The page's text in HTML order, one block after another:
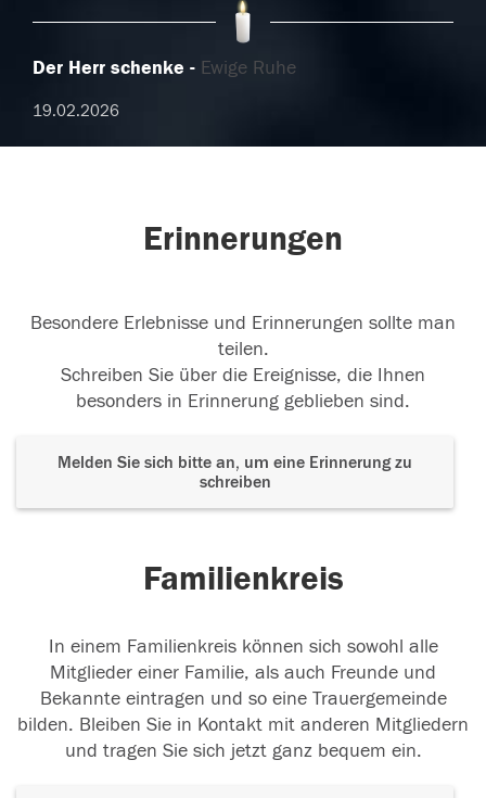
Der Herr schenke Ewige Ruhe
19.02.2026
Erinnerungen
Besondere Erlebnisse und Erinnerungen sollte man
teilen.
Schreiben Sie über die Ereignisse, die Ihnen
besonders in Erinnerung geblieben sind.
Melden Sie sich bitte an, um eine Erinnerung zu
schreiben
Familienkreis
In einem Familienkreis können sich sowohl alle
Mitglieder einer Familie, als auch Freunde und
Bekannte eintragen und so eine Trauergemeinde
bilden. Bleiben Sie in Kontakt mit anderen Mitgliedern
und tragen Sie sich jetzt ganz bequem ein.